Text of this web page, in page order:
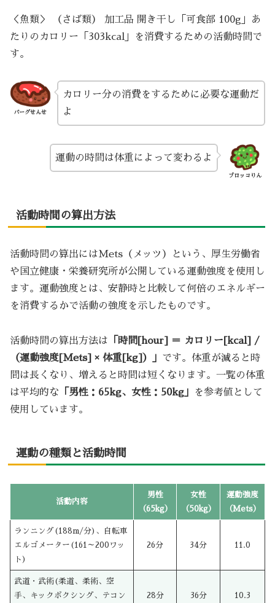
＜魚類＞ （さば類） 加工品 開き干し「可食部 100g」あ
たりのカロリー「303kcal」を消費するための活動時間で
す。
バーグせんせ
カロリー分の消費をするために必要な運動だ
よ
ブロッコりん
運動の時間は体重によって変わるよ
活動時間の算出方法
活動時間の算出にはMets（メッツ）という、厚生労働省
や国立健康・栄養研究所が公開している運動強度を使用し
ます。運動強度とは、安静時と比較して何倍のエネルギー
を消費するかで活動の強度を示したものです。
活動時間の算出方法は 「時間[hour] ＝ カロリー[kcal] /
（運動強度[Mets] × 体重[kg]）」 です。体重が減ると時
間は長くなり、増えると時間は短くなります。一覧の体重
は平均的な 「男性：65kg、女性：50kg」
を参考値として
使用しています。
運動の種類と活動時間
活動内容
男性
（65kg）
女性
（50kg）
運動強度
（Mets）
ランニング(188m/分)、自転車
エルゴメーター(161～200ワッ
ト)
26分 34分 11.0
武道・武術(柔道、柔術、空
手、キックボクシング、テコン
28分 36分 10.3